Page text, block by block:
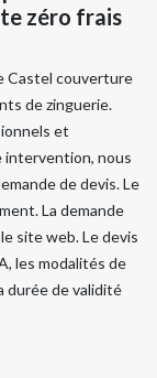
zéro frais
Castel couverture
de zinguerie.
et
intervention, nous
de devis. Le
La demande
site web. Le devis
les modalités de
durée de validité